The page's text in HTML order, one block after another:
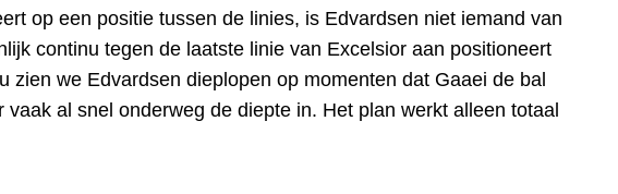
op een positie tussen de linies, is Edvardsen niet iemand van
continu tegen de laatste linie van Excelsior aan positioneert
we Edvardsen dieplopen op momenten dat Gaaei de bal
al snel onderweg de diepte in. Het plan werkt alleen totaal